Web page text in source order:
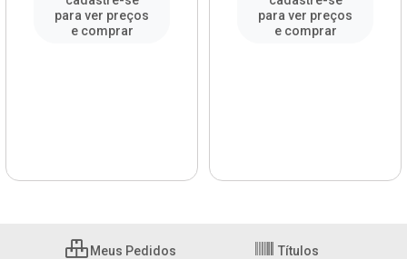
para ver preços
e comprar
para ver preços
e comprar
Meus Pedidos Títulos